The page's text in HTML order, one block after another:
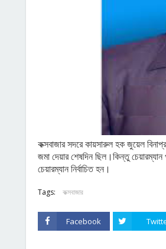
কক্সবাজার সদরে কায়সারুল হক জুয়েল
জমা দেয়ার শেষদিন ছিল।কিন্তু চেয়ারম্যান
চেয়ারম্যান নির্বাচিত হন।
Tags: কক্সবাজার
Facebook